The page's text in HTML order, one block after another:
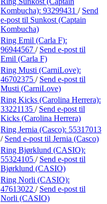
Kombucha): 93299431 / Send
e-post til Sunkost (Captain
Kombucha)
Ring Emil (Carla F):
96944567 / Send e-post til
Emil (Carla F)
Ring Musti (CarniLove):
46702375 / Send e-post til
Musti (CarniLove)
Ring Kicks (Carolina Herrera):
33221135 / Send e-post til
Kicks (Carolina Herrera)
Ring Jernia (Casco): 55317013
/ Send e-post til Jernia (Casco)
Ring Bjørklund (CASIO):
55324105 / Send e-post til
Bjørklund (CASIO)
Ring Norli (CASIO):
47613022 / Send e-post til
Norli (CASIO)